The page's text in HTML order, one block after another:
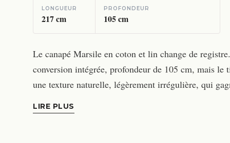
LONGUEUR
217cm
PROFONDEUR
105cm
Le canapé Marsile en coton et lin change de
conversion intégrée, profondeur de 105 cm, mais
une texture naturelle, légèrement irrégulière, qui
LIRE PLUS